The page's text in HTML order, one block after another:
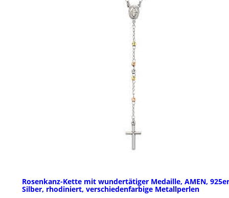
Rosenkanz-Kette mit wundertätiger Medaille, AMEN, 925er
Silber, rhodiniert, verschiedenfarbige Metallperlen